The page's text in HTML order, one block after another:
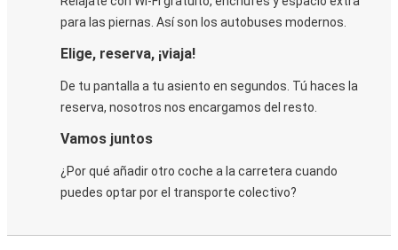
para las piernas. Así son los autobuses modernos.
Elige, reserva, ¡viaja!
De tu pantalla a tu asiento en segundos. Tú haces la
reserva, nosotros nos encargamos del resto.
Vamos juntos
¿Por qué añadir otro coche a la carretera cuando
puedes optar por el transporte colectivo?